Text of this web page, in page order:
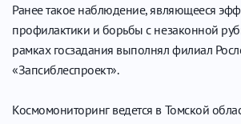
Ранее такое наблюдение, являющееся
профилактики и борьбы с незаконной
рамках госзадания выполнял филиал
«Запсиблеспроект».
Космомониторинг ведется в Томской